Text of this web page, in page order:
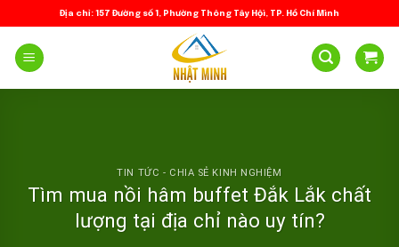
to
content
Địa chỉ: 157 Đường số 1, Phường Thông Tây Hội, TP. Hồ Chí Minh
TIN TỨC - CHIA SẺ KINH NGHIỆM
Tìm mua nồi hâm buffet Đắk Lắk chất
lượng tại địa chỉ nào uy tín?